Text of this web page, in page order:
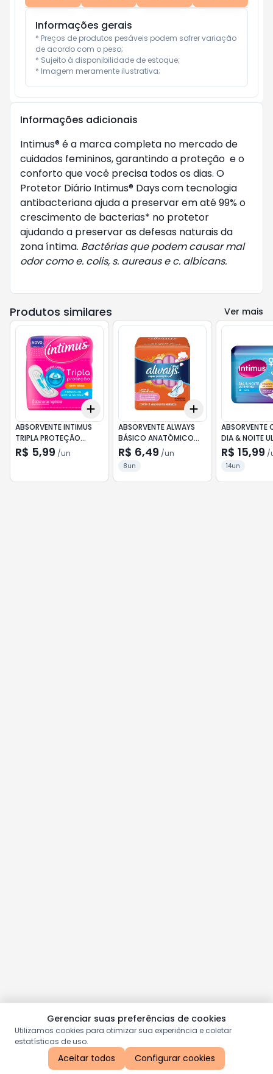
Gerenciar suas preferências de cookies
Utilizamos cookies para otimizar sua experiência e coletar
estatísticas de uso.
Aceitar todos Configurar cookies
Informações gerais
* Preços de produtos pesáveis podem sofrer variação
de acordo com o peso;
* Sujeito à disponibilidade de estoque;
* Imagem meramente ilustrativa;
Informações adicionais
Intimus® é a marca completa no mercado de
cuidados femininos, garantindo a proteção e o
conforto que você precisa todos os dias. O
Protetor Diário Intimus® Dayscom tecnologia
antibacteriana ajuda a preservar em até 99% o
crescimento de bacterias* no protetor
ajudando a preservar as defesas naturais da
zona íntima. Bactérias que podem causar mal
odor como e. colis, s. aureaus e c. albicans.
Produtos similares Ver mais
+10
Add
ABSORVENTE INTIMUS
TRIPLA PROTEÇÃO
COBERTURA SECA SEM
ABAS COM 8 UNIDADES
R$ 5,99 /un
Add
ABSORVENTE ALWAYS
BÁSICO ANATÔMICO
COBERTURA SUAVE
COM ABAS COM 8
UNIDADES
R$ 6,49 /un
8un
ABSORVENTE
DIA & NOITE
EXTRA SUAVE
PACOTE 14
R$ 15,99 /
14un